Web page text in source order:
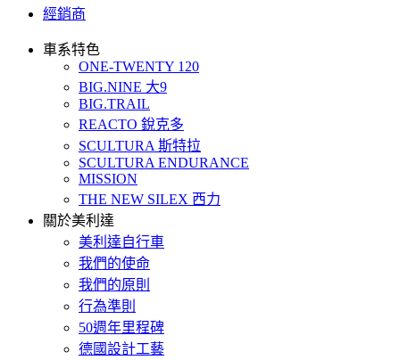
經銷商
車系特色
ONE-TWENTY 120
BIG.NINE 大9
BIG.TRAIL
REACTO 銳克多
SCULTURA 斯特拉
SCULTURA ENDURANCE
MISSION
THE NEW SILEX 西力
關於美利達
美利達自行車
我們的使命
我們的原則
行為準則
50週年里程碑
德國設計工藝